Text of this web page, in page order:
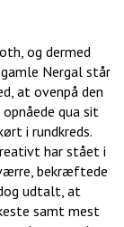
og dermed
Nergal står
at ovenpå den
qua sit
i rundkreds.
har stået i
bekræftede
udtalt, at
samt mest